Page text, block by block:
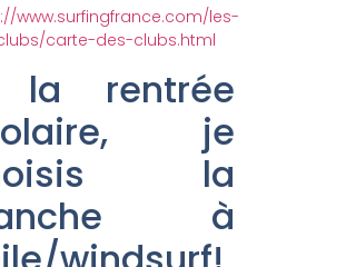
www.surfingfrance.com/les-
carte-des-clubs.html
rentrée
je
la
à